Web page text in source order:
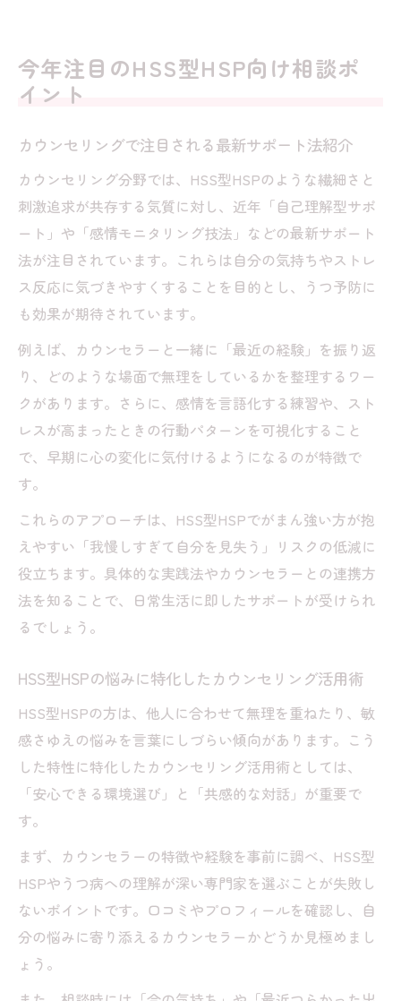
今年注目のHSS型HSP向け相談ポ
イント
カウンセリングで注目される最新サポート法紹介
カウンセリング分野では、HSS型HSPのような繊細さと
刺激追求が共存する気質に対し、近年「自己理解型サポ
ート」や「感情モニタリング技法」などの最新サポート
法が注目されています。これらは自分の気持ちやストレ
ス反応に気づきやすくすることを目的とし、うつ予防に
も効果が期待されています。
例えば、カウンセラーと一緒に「最近の経験」を振り返
り、どのような場面で無理をしているかを整理するワー
クがあります。さらに、感情を言語化する練習や、スト
レスが高まったときの行動パターンを可視化すること
で、早期に心の変化に気付けるようになるのが特徴で
す。
これらのアプローチは、HSS型HSPでがまん強い方が抱
えやすい「我慢しすぎて自分を見失う」リスクの低減に
役立ちます。具体的な実践法やカウンセラーとの連携方
法を知ることで、日常生活に即したサポートが受けられ
るでしょう。
HSS型HSPの悩みに特化したカウンセリング活用術
HSS型HSPの方は、他人に合わせて無理を重ねたり、敏
感さゆえの悩みを言葉にしづらい傾向があります。こう
した特性に特化したカウンセリング活用術としては、
「安心できる環境選び」と「共感的な対話」が重要で
す。
まず、カウンセラーの特徴や経験を事前に調べ、HSS型
HSPやうつ病への理解が深い専門家を選ぶことが失敗し
ないポイントです。口コミやプロフィールを確認し、自
分の悩みに寄り添えるカウンセラーかどうか見極めまし
ょう。